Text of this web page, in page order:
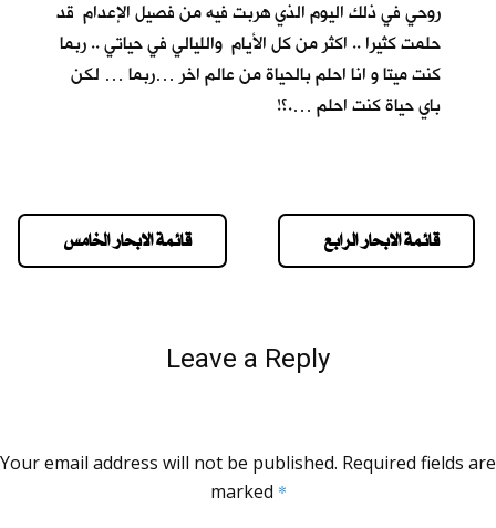
روحي في ذلك اليوم الذي هربت فيه من فصيل الإعدام قد
حلمت كثيرا .. اكثر من كل الأيام والليالي في حياتي .. ربما
كنت ميتا و انا احلم بالحياة من عالم اخر …ربما … لكن
باي حياة كنت احلم ….؟!
قائمة الابحار الخامس قائمة الابحار الرابع
Leave a Reply
Your email address will not be published. Required fields are
marked *